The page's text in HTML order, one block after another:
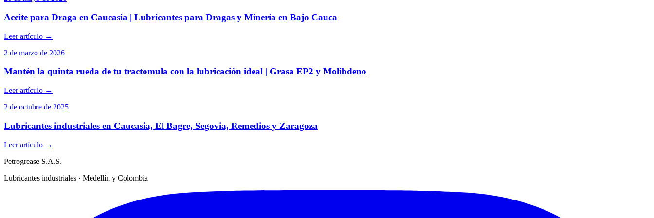
Aceite para Draga en Caucasia | Lubricantes para Dragas y Minería en Bajo Cauca
Leer artículo →
2 de marzo de 2026
Mantén la quinta rueda de tu tractomula con la lubricación ideal | Grasa EP2 y Molibdeno
Leer artículo →
2 de octubre de 2025
Lubricantes industriales en Caucasia, El Bagre, Segovia, Remedios y Zaragoza
Leer artículo →
Petrogrease S.A.S.
Lubricantes industriales · Medellín y Colombia